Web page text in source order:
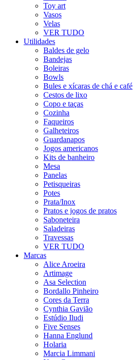
Toy art
Vasos
Velas
VER TUDO
Utilidades
Baldes de gelo
Bandejas
Boleiras
Bowls
Bules e xícaras de chá e café
Cestos de lixo
Copo e taças
Cozinha
Faqueiros
Galheteiros
Guardanapos
Jogos americanos
Kits de banheiro
Mesa
Panelas
Petisqueiras
Potes
Prata/Inox
Pratos e jogos de pratos
Saboneteira
Saladeiras
Travessas
VER TUDO
Marcas
Alice Aroeira
Artimage
Asa Selection
Bordallo Pinheiro
Cores da Terra
Cynthia Gavião
Estúdio Iludi
Five Senses
Hanna Englund
Holaria
Marcia Limmani